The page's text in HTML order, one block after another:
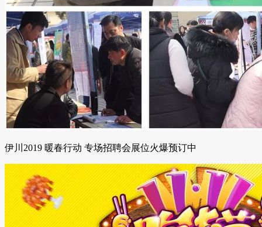
伊川2019 暖春行动 专场招聘会展位火爆预订中